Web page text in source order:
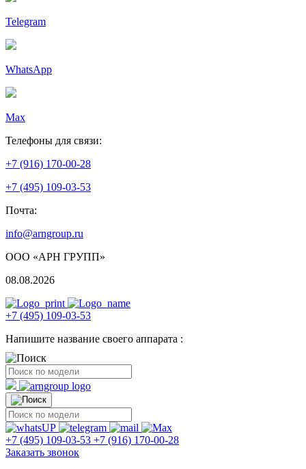
Telegram
WhatsApp
Max
Телефоны для связи:
+7 (916) 170-00-28
+7 (495) 109-03-53
Почта:
info@arngroup.ru
ООО «АРН ГРУПП»
08.08.2026
+7 (495) 109-03-53
Напишите название своего аппарата :
+7 (495) 109-03-53 +7 (916) 170-00-28
Заказать звонок